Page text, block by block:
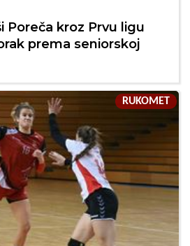
Poreča kroz Prvu ligu
prema seniorskoj
RUKOMET